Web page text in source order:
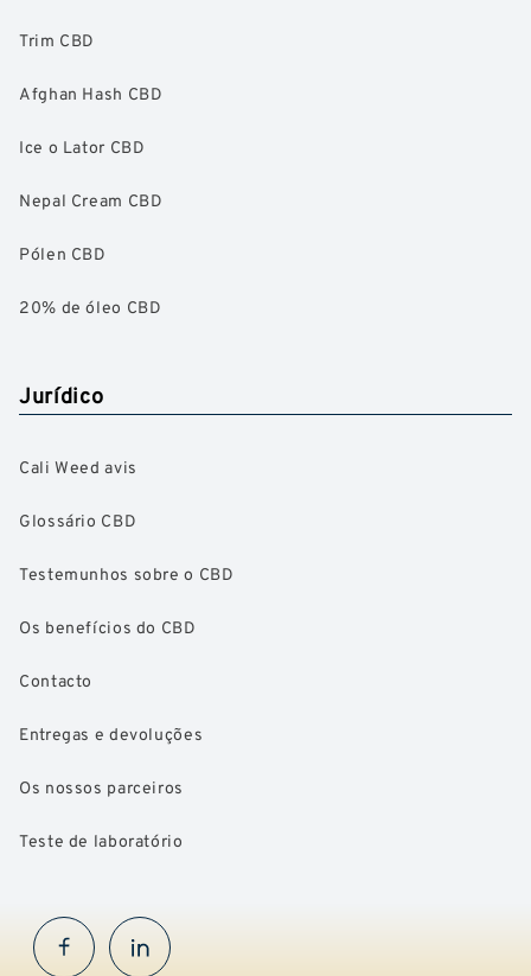
Trim CBD
Afghan Hash CBD
Ice o Lator CBD
Nepal Cream CBD
Pólen CBD
20% de óleo CBD
Jurídico
Cali Weed avis
Glossário CBD
Testemunhos sobre o CBD
Os benefícios do CBD
Contacto
Entregas e devoluções
Os nossos parceiros
Teste de laboratório
FacebookInstaGram